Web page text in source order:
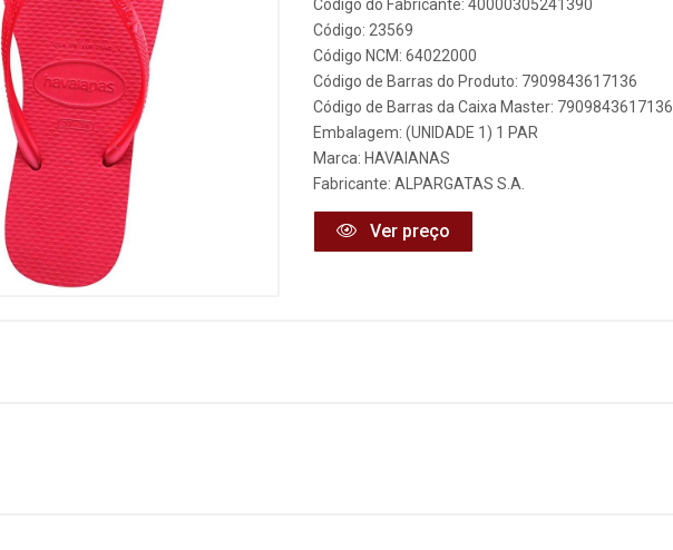
Código do Fabricante: 40000305241390
Código: 23569
Código NCM: 64022000
Código de Barras do Produto: 7909843617136
Código de Barras da Caixa Master: 7909843617136
Embalagem: (UNIDADE 1) 1 PAR
Marca: HAVAIANAS
Fabricante: ALPARGATAS S.A.
Ver preço